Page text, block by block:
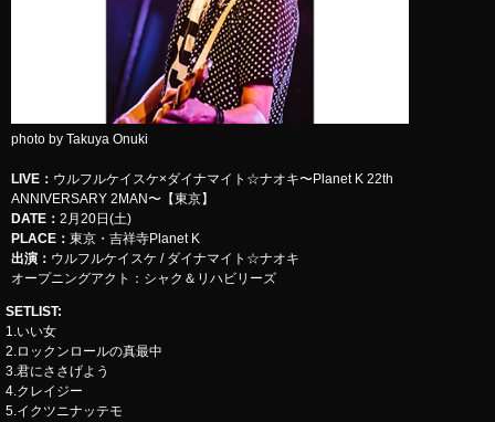
photo by Takuya Onuki
LIVE ： ウルフルケイスケ×ダイナマイト☆ナオキ〜Planet K 22th
ANNIVERSARY 2MAN〜【東京】
DATE： 2月20日(土)
PLACE： 東京・吉祥寺Planet K
出演： ウルフルケイスケ / ダイナマイト☆ナオキ
オープニングアクト：シャク＆リハビリーズ
SETLIST:
1.いい女
2.ロックンロールの真最中
3.君にささげよう
4.クレイジー
5.イクツニナッテモ